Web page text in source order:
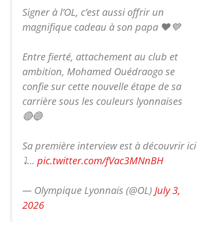
Signer à l’OL, c’est aussi offrir un
magnifique cadeau à son papa ❤️💙
Entre fierté, attachement au club et
ambition, Mohamed Ouédraogo se
confie sur cette nouvelle étape de sa
carrière sous les couleurs lyonnaises
🔴🔵
Sa première interview est à découvrir ici
⤵️… pic.twitter.com/fVac3MNnBH
— Olympique Lyonnais (@OL) July 3,
2026